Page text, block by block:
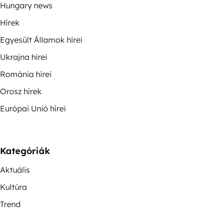
Hungary news
Hírek
Egyesült Államok hírei
Ukrajna hírei
Románia hírei
Orosz hírek
Európai Unió hírei
Kategóriák
Aktuális
Kultúra
Trend